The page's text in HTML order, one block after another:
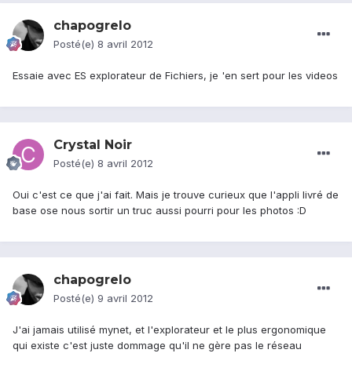
chapogrelo
Posté(e) 8 avril 2012
Essaie avec ES explorateur de Fichiers, je 'en sert pour les videos
Crystal Noir
Posté(e) 8 avril 2012
Oui c'est ce que j'ai fait. Mais je trouve curieux que l'appli livré de
base ose nous sortir un truc aussi pourri pour les photos :D
chapogrelo
Posté(e) 9 avril 2012
J'ai jamais utilisé mynet, et l'explorateur et le plus ergonomique
qui existe c'est juste dommage qu'il ne gère pas le réseau